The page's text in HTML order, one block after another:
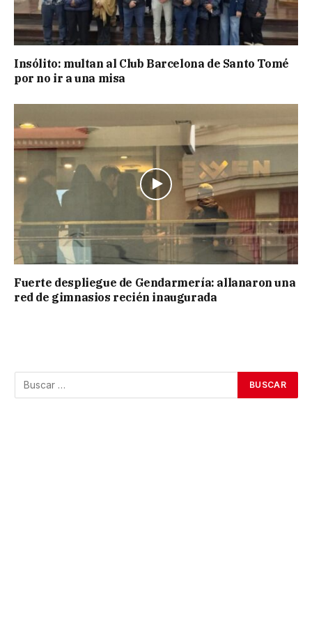
Insólito: multan al Club Barcelona de Santo Tomé
por no ir a una misa
Fuerte despliegue de Gendarmería: allanaron una
red de gimnasios recién inaugurada